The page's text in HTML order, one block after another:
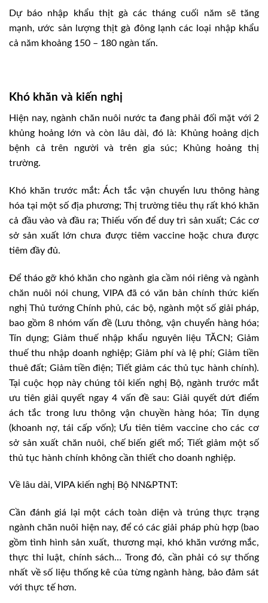
Dự báo nhập khẩu thịt gà các tháng cuối năm sẽ tăng
mạnh, ước sản lượng thịt gà đông lạnh các loại nhập khẩu
cả năm khoảng 150 – 180 ngàn tấn.
Khó khăn và kiến nghị
Hiện nay, ngành chăn nuôi nước ta đang phải đối mặt với 2
khủng hoảng lớn và còn lâu dài, đó là: Khủng hoảng dịch
bệnh cả trên người và trên gia súc; Khủng hoảng thị
trường.
Khó khăn trước mắt: Ách tắc vận chuyển lưu thông hàng
hóa tại một số địa phương; Thị trường tiêu thụ rất khó khăn
cả đầu vào và đầu ra; Thiếu vốn để duy trì sản xuất; Các cơ
sở sản xuất lớn chưa được tiêm vaccine hoặc chưa được
tiêm đầy đủ.
Để tháo gỡ khó khăn cho ngành gia cầm nói riêng và ngành
chăn nuôi nói chung, VIPA đã có văn bản chính thức kiến
nghị Thủ tướng Chính phủ, các bộ, ngành một số giải pháp,
bao gồm 8 nhóm vấn đề (Lưu thông, vận chuyển hàng hóa;
Tín dụng; Giảm thuế nhập khẩu nguyên liệu TĂCN; Giảm
thuế thu nhập doanh nghiệp; Giảm phí và lệ phí; Giảm tiền
thuê đất; Giảm tiền điện; Tiết giảm các thủ tục hành chính).
Tại cuộc họp này chúng tôi kiến nghị Bộ, ngành trước mắt
ưu tiên giải quyết ngay 4 vấn đề sau: Giải quyết dứt điểm
ách tắc trong lưu thông vận chuyền hàng hóa; Tín dụng
(khoanh nợ, tái cấp vốn); Ưu tiên tiêm vaccine cho các cơ
sở sản xuất chăn nuôi, chế biến giết mổ; Tiết giảm một số
thủ tục hành chính không cần thiết cho doanh nghiệp.
Về lâu dài, VIPA kiến nghị Bộ NN&PTNT:
Cần đánh giá lại một cách toàn diện và trúng thực trạng
ngành chăn nuôi hiện nay, để có các giải pháp phù hợp (bao
gồm tình hình sản xuất, thương mại, khó khăn vướng mắc,
thực thi luật, chính sách… Trong đó, cần phải có sự thống
nhất về số liệu thống kê của từng ngành hàng, bảo đảm sát
với thực tế hơn.